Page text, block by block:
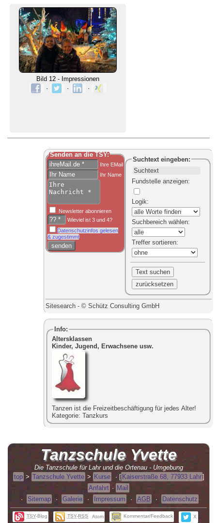
Bild 12 - Impressionen
·
· ·
Senden an die TSY:
Ihre EMail
Ihr Name
Newsletter abonnieren
Wieviel ist 3 und 4?
Datenschutzinfos gelesen
& zugestimmt
Suchtext eingeben:
Fundstelle anzeigen:
Logik:
Suchbereich wählen:
Treffer sortieren:
Sitesearch - © Schütz Consulting GmbH
Info:
Altersklassen
Kinder, Jugend, Erwachsene usw.
Tanzen ist die Freizeitbeschäftigung für jedes Alter!
Kategorie:Tanzkurs
Tanzschule Yvette
Die Tanzschule für Lahr und die Ortenau - Umgebung
top > Tanzschule Yvette > Kurse · [ Kaiserstraße 68, 77933 Lahr]
Anfahrt · Mail
·
Sitemap · Galerie · Impressum · AGB · Datenschutz
TSY-Blog TSY-RSS Atom Kommentar/Feedback X